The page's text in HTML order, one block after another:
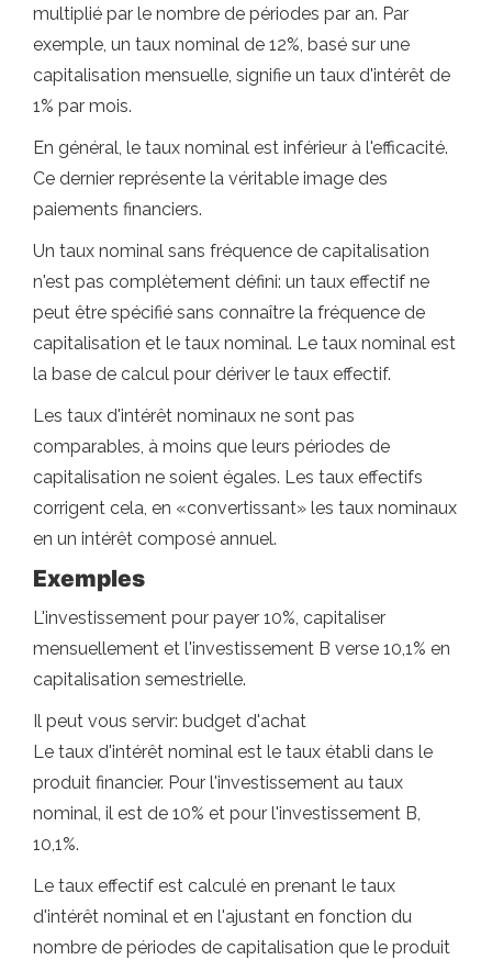
multiplié par le nombre de périodes par an. Par
exemple, un taux nominal de 12%, basé sur une
capitalisation mensuelle, signifie un taux d'intérêt de
1% par mois.
En général, le taux nominal est inférieur à l'efficacité.
Ce dernier représente la véritable image des
paiements financiers.
Un taux nominal sans fréquence de capitalisation
n'est pas complètement défini: un taux effectif ne
peut être spécifié sans connaître la fréquence de
capitalisation et le taux nominal. Le taux nominal est
la base de calcul pour dériver le taux effectif.
Les taux d'intérêt nominaux ne sont pas
comparables, à moins que leurs périodes de
capitalisation ne soient égales. Les taux effectifs
corrigent cela, en «convertissant» les taux nominaux
en un intérêt composé annuel.
Exemples
L'investissement pour payer 10%, capitaliser
mensuellement et l'investissement B verse 10,1% en
capitalisation semestrielle.
Il peut vous servir: budget d'achat
Le taux d'intérêt nominal est le taux établi dans le
produit financier. Pour l'investissement au taux
nominal, il est de 10% et pour l'investissement B,
10,1%.
Le taux effectif est calculé en prenant le taux
d'intérêt nominal et en l'ajustant en fonction du
nombre de périodes de capitalisation que le produit